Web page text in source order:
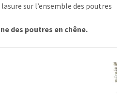
sur l’ensemble des poutres
des poutres en chêne.